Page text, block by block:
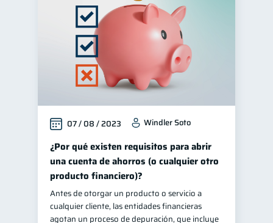
07 / 08 / 2023 Windler Soto
¿Por qué existen requisitos para abrir
una cuenta de ahorros (o cualquier otro
producto financiero)?
Antes de otorgar un producto o servicio a
cualquier cliente, las entidades financieras
agotan un proceso de depuración, que incluye